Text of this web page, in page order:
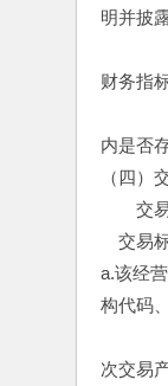
明并披露
（二
财务指
（三
内是否
（四）
交易
交易
a.该经
构代码
b.该
次交易